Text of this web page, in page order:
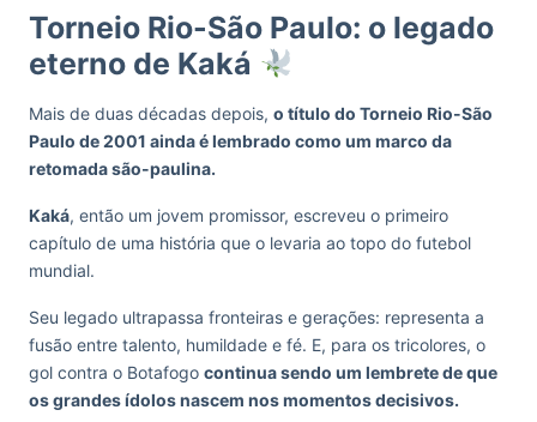
Torneio Rio-São Paulo: o legado
eterno de Kaká
Mais de duas décadas depois, o título do Torneio Rio-São
Paulo de 2001 ainda é lembrado como um marco da
retomada são-paulina.
Kaká, então um jovem promissor, escreveu o primeiro
capítulo de uma história que o levaria ao topo do futebol
mundial.
Seu legado ultrapassa fronteiras e gerações: representa a
fusão entre talento, humildade e fé. E, para os tricolores, o
gol contra o Botafogo continua sendo um lembrete de que
os grandes ídolos nascem nos momentos decisivos.